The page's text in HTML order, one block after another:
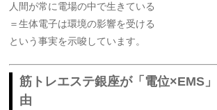
人間が常に電場の中で生きている
＝生体電子は環境の影響を受ける
という事実を示唆しています。
筋トレエステ銀座が「電位×EMS
由